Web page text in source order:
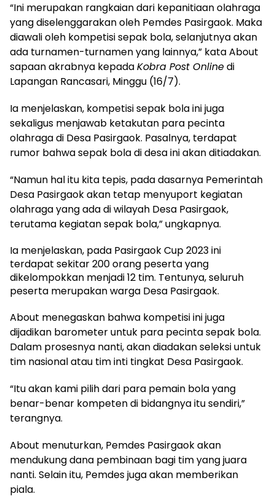
“Ini merupakan rangkaian dari kepanitiaan olahraga
yang diselenggarakan oleh Pemdes Pasirgaok. Maka
diawali oleh kompetisi sepak bola, selanjutnya akan
ada turnamen-turnamen yang lainnya,” kata About
sapaan akrabnya kepadaKobra Post Onlinedi
Lapangan Rancasari, Minggu (16/7).
Ia menjelaskan, kompetisi sepak bola ini juga
sekaligus menjawab ketakutan para pecinta
olahraga di Desa Pasirgaok. Pasalnya, terdapat
rumor bahwa sepak bola di desa ini akan ditiadakan.
“Namun hal itu kita tepis, pada dasarnya Pemerintah
Desa Pasirgaok akan tetap menyuport kegiatan
olahraga yang ada di wilayah Desa Pasirgaok,
terutama kegiatan sepak bola,” ungkapnya.
Ia menjelaskan, pada Pasirgaok Cup 2023 ini
terdapat sekitar 200 orang peserta yang
dikelompokkan menjadi 12 tim. Tentunya, seluruh
peserta merupakan warga Desa Pasirgaok.
About menegaskan bahwa kompetisi ini juga
dijadikan barometer untuk para pecinta sepak bola.
Dalam prosesnya nanti, akan diadakan seleksi untuk
tim nasional atau tim inti tingkat Desa Pasirgaok.
“Itu akan kami pilih dari para pemain bola yang
benar-benar kompeten di bidangnya itu sendiri,”
terangnya.
About menuturkan, Pemdes Pasirgaok akan
mendukung dana pembinaan bagi tim yang juara
nanti. Selain itu, Pemdes juga akan memberikan
piala.